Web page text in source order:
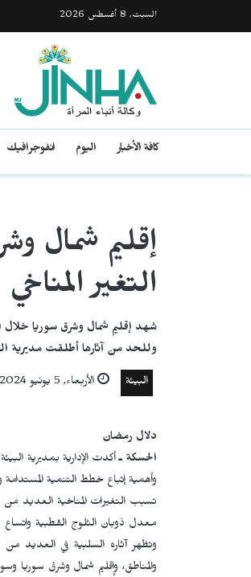
السبت, 8 أغسطس 2026
كافة الأخبار اليوم انفوجرافيك
إقليم شمال
التغير المناخي
شهد إقليم شمال وشرق سوريا
وللحد من آثارها أطلقت مديرية
البيئة الأربعاء, 5 يونيو 2024, 08:09
دلال رمضان
الحسكة ـأكدت الإدارية بمديرية
وأهمية إتباع خطط التنمية المستدامة
تسبب التغيرات المناخية العديد من
معدل ذوبان الثلوج القطبية
وتظهر آثاره السلبية في العديد من
والمناطق، وإقليم شمال وشرق سوريا